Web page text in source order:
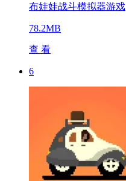
布娃娃战斗模拟器游戏
78.2MB
查 看
6